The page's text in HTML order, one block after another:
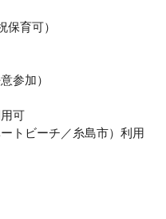
育可）
参加）
可
トビーチ／糸島市）利用